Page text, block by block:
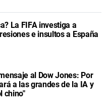
La FIFA investiga a
e insultos a España
al Dow Jones: Por
a las grandes de la IA y
chino"